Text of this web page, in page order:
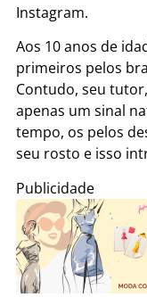
Instagram.
Aos 10 anos de
primeiros pelos
Contudo, seu
apenas um sinal
tempo, os pelos
seu rosto e isso
Publicidade